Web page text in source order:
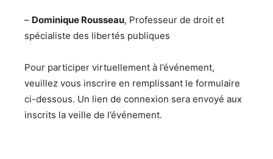
– Dominique Rousseau, Professeur de droit et
spécialiste des libertés publiques
Pour participer virtuellement à l’événement,
veuillez vous inscrire en remplissant le formulaire
ci-dessous. Un lien de connexion sera envoyé aux
inscrits la veille de l’événement.